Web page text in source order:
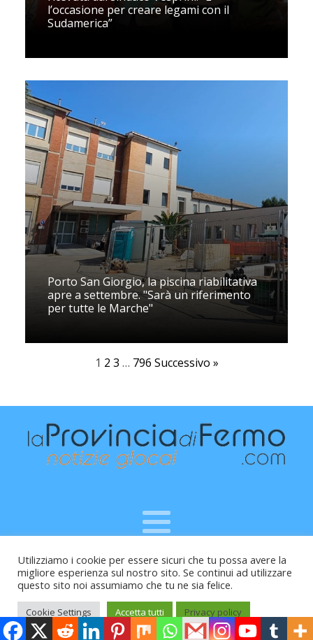
l’occasione per creare legami con il
Sudamerica”
Porto San Giorgio, la piscina riabilitativa
apre a settembre. "Sarà un riferimento
per tutte le Marche"
1 2 3 … 796 Successivo »
Raffaele Vitali - via Leopardi 10 - 61121 Pesaro (PU) -
Cod.Fisc VTLRFL77B02L500Y - Testata giornalistica, aut.
Trib.Fermo n.04/2010 del 05/08/2010
Utilizziamo i cookie per essere sicuri che tu possa avere la
migliore esperienza sul nostro sito. Se continui ad utilizzare
questo sito noi assumiamo che tu ne sia felice.
Cookie Settings Accetta tutti Privacy policy